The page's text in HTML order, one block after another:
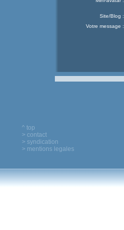
Site/Blog :
Votre message :
^ top
> contact
> syndication
> mentions legales